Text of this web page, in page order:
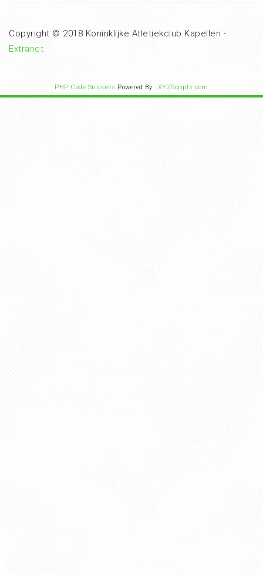
Copyright © 2018 Koninklijke Atletiekclub Kapellen -
Extranet
PHP Code Snippets Powered By : XYZScripts.com